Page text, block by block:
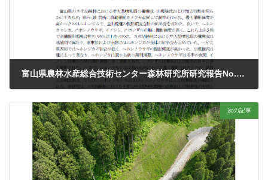
富山県農林水産総合技術センター森林研究所研究報告No.18 (2026) ISSN 1883-7298
次の記事